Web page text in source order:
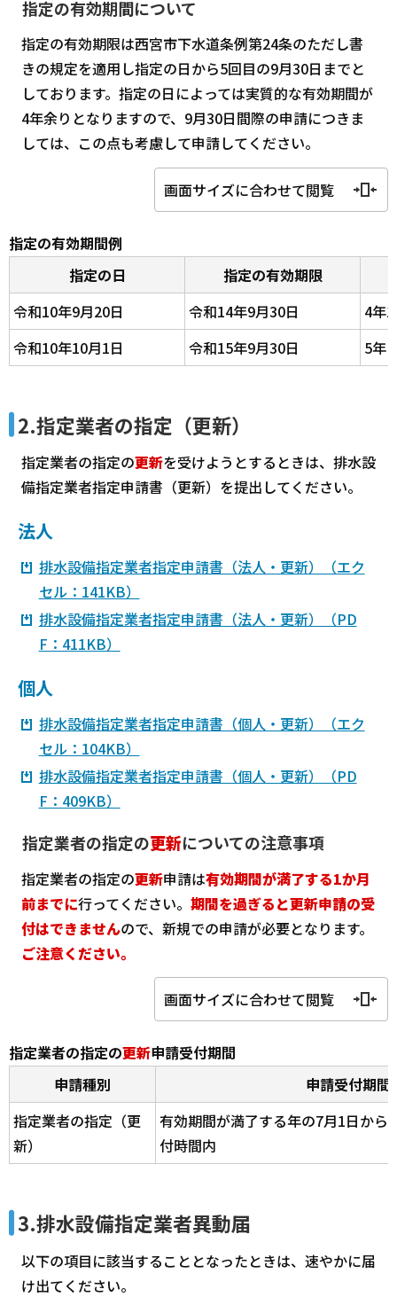
指定の有効期間について
指定の有効期限は西宮市下水道条例第24条のただし書
きの規定を適用し指定の日から5回目の9月30日までと
しております。指定の日によっては実質的な有効期間が
4年余りとなりますので、9月30日間際の申請につきま
しては、この点も考慮して申請してください。
画面サイズに合わせて閲覧
指定の有効期間例
指定の日
指定の有効期限
令和10年9月20日
令和14年9月30日
4年
令和10年10月1日
令和15年9月30日 5年
2.指定業者の指定（更新）
指定業者の指定の更新を受けようとするときは、排水設
備指定業者指定申請書（更新）を提出してください。
法人
排水設備指定業者指定申請書（法人・更新）（エク
セル：141KB）
排水設備指定業者指定申請書（法人・更新）（PD
F：411KB）
個人
排水設備指定業者指定申請書（個人・更新）（エク
セル：104KB）
排水設備指定業者指定申請書（個人・更新）（PD
F：409KB）
指定業者の指定の更新についての注意事項
指定業者の指定の更新申請は有効期間が満了する1か月
前までに行ってください。 期間を過ぎると更新申請の受
付はできませんので、新規での申請が必要となります。
ご注意ください。
画面サイズに合わせて閲覧
指定業者の指定の更新申請受付期間
申請種別
申請受付期間
指定業者の指定（更
新）
有効期間が満了する年の7月1日から
付時間内
3.排水設備指定業者異動届
以下の項目に該当することとなったときは、速やかに届
け出てください。